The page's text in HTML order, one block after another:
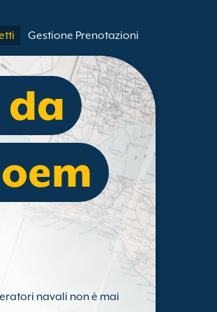
Gestione Prenotazioni
navali non è mai